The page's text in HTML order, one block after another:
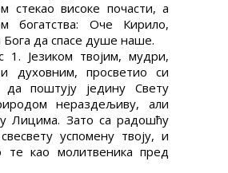
стекао високе почасти, а
богатства: Оче Кирило,
Бога да спасе душе наше.
1. Језиком твојим, мудри,
духовним, просветио си
да поштују једину Свету
нераздељиву, али
Лицима. Зато са радошћу
успомену твоју, и
те као молитвеника пред